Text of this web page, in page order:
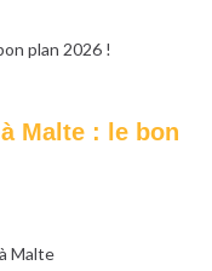
Malte : le bon